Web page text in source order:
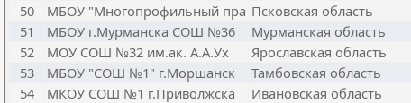
50
МБОУ "Многопрофильный пра Псковская область
51
МБОУ г.Мурманска СОШ №36 Мурманская область
52
МОУ СОШ №32 им.ак. А.А.Ух Ярославская область
53
МБОУ "СОШ №1" г.Моршанск Тамбовская область
54
МКОУ СОШ №1 г.Приволжска Ивановская область